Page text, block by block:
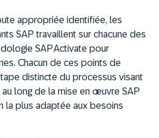
appropriée identifiée, les
SAP travaillent sur chacune des
SAP Activate pour
Chacun de ces points de
distincte du processus visant
long de la mise en œuvre SAP
la plus adaptée aux besoins